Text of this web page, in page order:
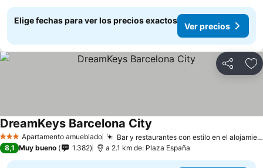
Elige fechas para ver los precios exactos
Ver precios
Compartir
3 EstrellasApartamento amueblado Bar y restaurantes con estilo en el alojamiento
DreamKeys Barcelona City
8,1 Muy bueno 1.382 a 2.1 km de: Plaza España